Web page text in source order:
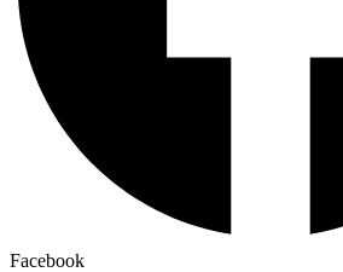
Facebook